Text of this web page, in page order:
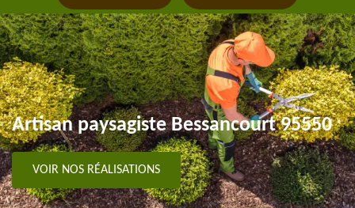
Artisan paysagiste Bessancourt 95550
VOIR NOS RÉALISATIONS